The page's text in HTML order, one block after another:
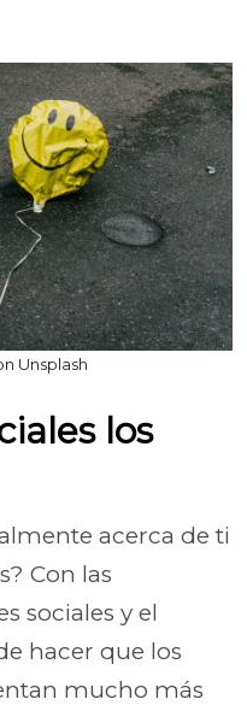
Unsplash
los
acerca de ti
Con las
sociales y el
hacer que los
mucho más